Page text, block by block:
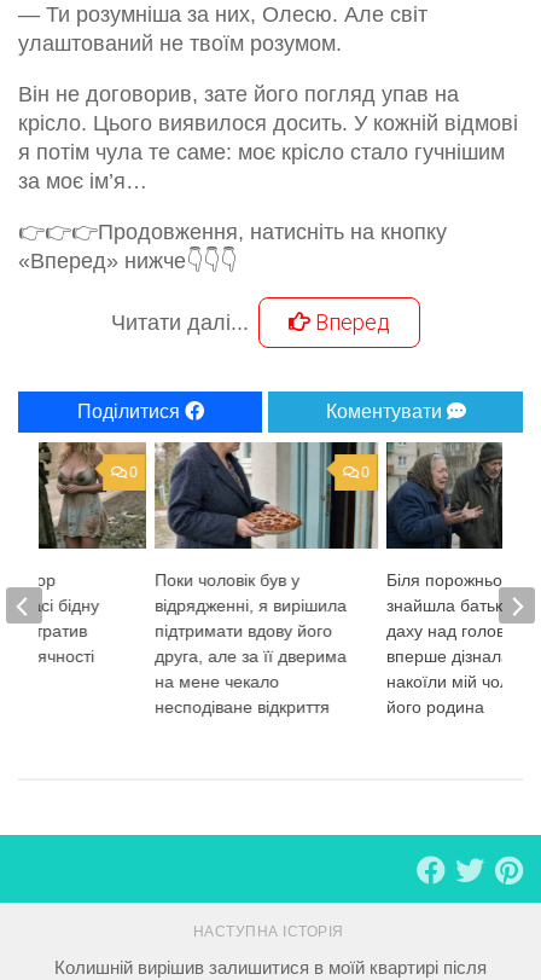
— Ти розумніша за них, Олесю. Але світ
улаштований не твоїм розумом.
Він не договорив, зате його погляд упав на
крісло. Цього виявилося досить. У кожній відмові
я потім чула те саме: моє крісло стало гучнішим
за моє ім’я…
👉👉👉Продовження, натисніть на кнопку
«Вперед» нижче👇👇👇
Читати далі... Вперед
Поділитися Коментувати
0
Поки чоловік був у
відрядженні, я вирішила
підтримати вдову його
друга, але за її дверима
на мене чекало
несподіване відкриття
Біля порожнього
знайшла батьків
даху над головою і
вперше
накоїли мій
його родина
0
трасі бідну
утратив
вдячності
НАСТУПНА ІСТОРІЯ
Колишній вирішив залишитися в моїй квартирі після